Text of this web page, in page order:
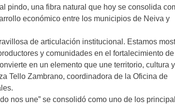
pindo, una fibra natural que hoy se consolida
económico entre los municipios de Neiva y
de articulación institucional. Estamos
y comunidades en el fortalecimiento de
en un elemento que une territorio, cultura y
Tello Zambrano, coordinadora de la Oficina de
nos une” se consolidó como uno de los